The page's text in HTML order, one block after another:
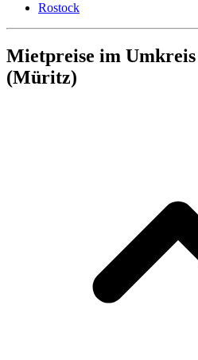
Rostock
Mietpreise im
(Müritz)